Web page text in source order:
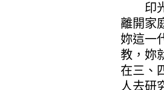
印光
離開家
妳這一
教，妳
在三、
人去研